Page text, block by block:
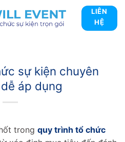
LIÊN
HỆ
sự kiện chuyên
áp dụng
trong quy trình tổ chức